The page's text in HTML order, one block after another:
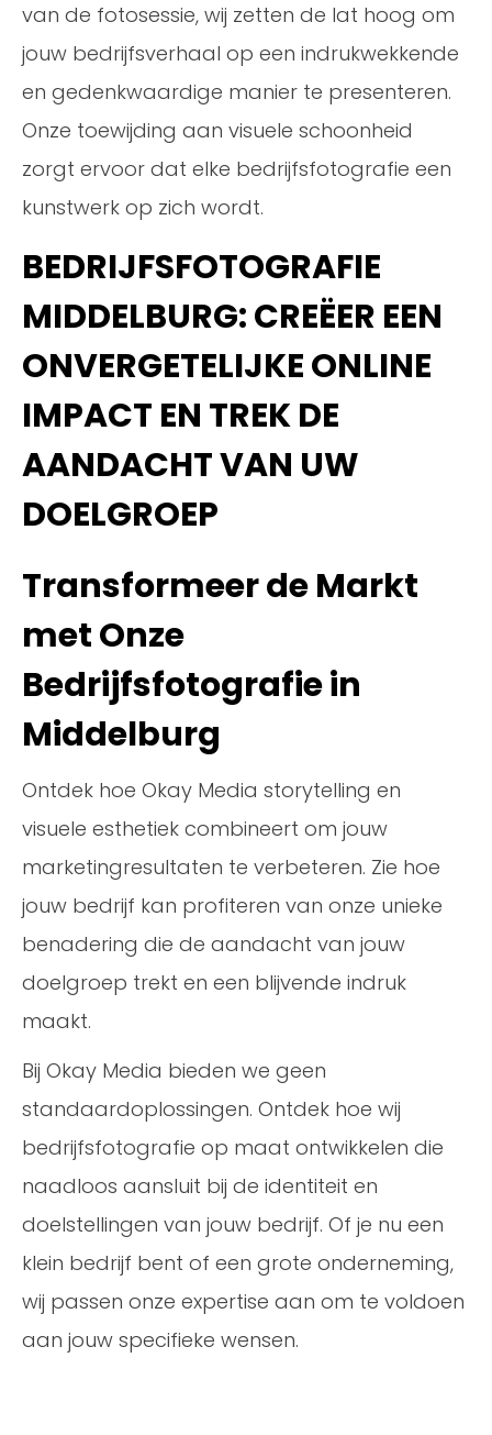
van de fotosessie, wij zetten de lat hoog om
jouw bedrijfsverhaal op een indrukwekkende
en gedenkwaardige manier te presenteren.
Onze toewijding aan visuele schoonheid
zorgt ervoor dat elke bedrijfsfotografie een
kunstwerk op zich wordt.
BEDRIJFSFOTOGRAFIE
MIDDELBURG: CREËER EEN
ONVERGETELIJKE ONLINE
IMPACT EN TREK DE
AANDACHT VAN UW
DOELGROEP
Transformeer de Markt
met Onze
Bedrijfsfotografie in
Middelburg
Ontdek hoe Okay Media storytelling en
visuele esthetiek combineert om jouw
marketingresultaten te verbeteren. Zie hoe
jouw bedrijf kan profiteren van onze unieke
benadering die de aandacht van jouw
doelgroep trekt en een blijvende indruk
maakt.
Bij Okay Media bieden we geen
standaardoplossingen. Ontdek hoe wij
bedrijfsfotografie op maat ontwikkelen die
naadloos aansluit bij de identiteit en
doelstellingen van jouw bedrijf. Of je nu een
klein bedrijf bent of een grote onderneming,
wij passen onze expertise aan om te voldoen
aan jouw specifieke wensen.